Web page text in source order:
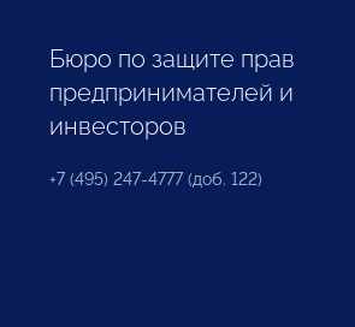
Бюро по защите прав
предпринимателей и
инвесторов
+7 (495) 247-4777 (доб. 122)